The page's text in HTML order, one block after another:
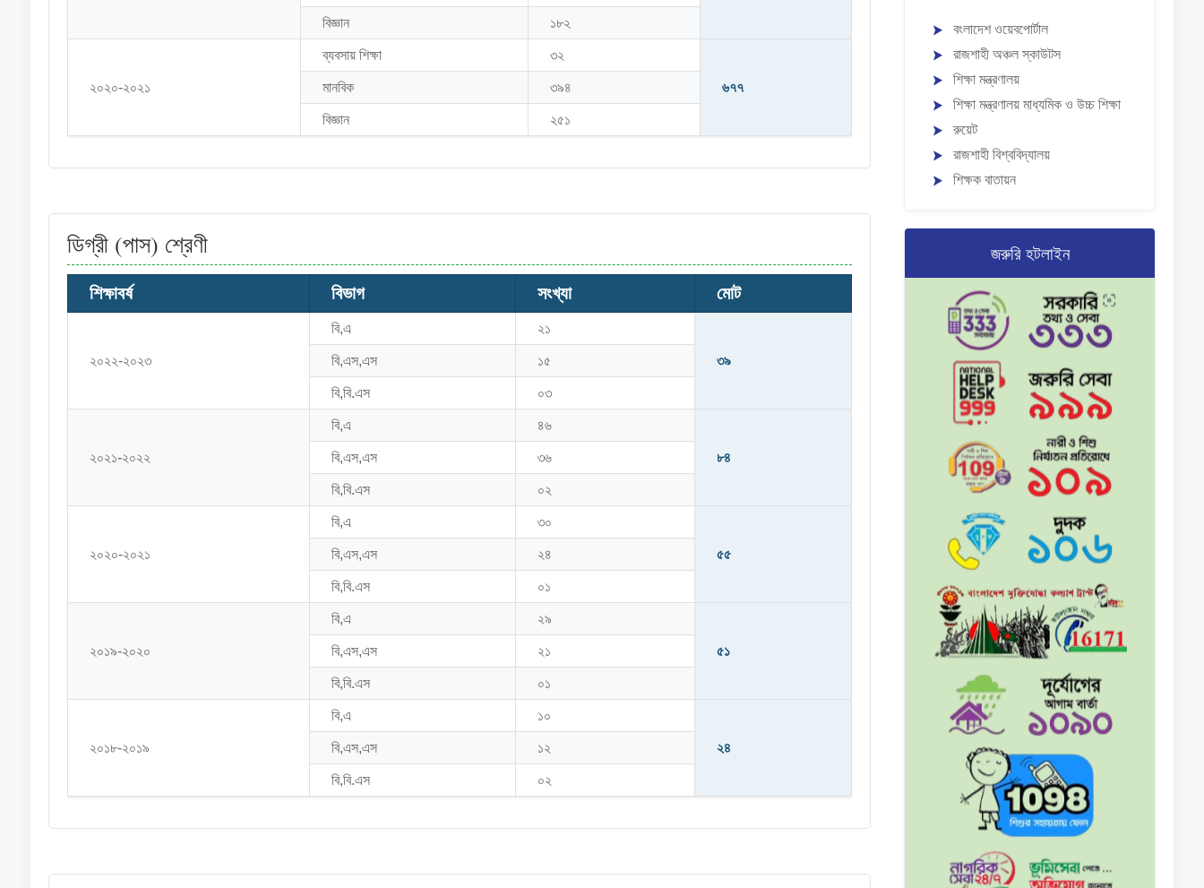
বিজ্ঞান ১৮২
২০২০-২০২১
ব্যবসায় শিক্ষা ৩২
৬৭৭
মানবিক ৩৯৪
বিজ্ঞান ২৫১
ডিগ্রী (পাস) শ্রেণী
শিক্ষাবর্ষ বিভাগ সংখ্যা মোট
২০২২-২০২৩
বি,এ ২১
৩৯
বি,এস,এস ১৫
বি,বি.এস ০৩
২০২১-২০২২
বি,এ ৪৬
৮৪
বি,এস,এস ৩৬
বি,বি.এস ০২
২০২০-২০২১
বি,এ ৩০
৫৫
বি,এস,এস ২৪
বি,বি.এস ০১
২০১৯-২০২০
বি,এ ২৯
৫১
বি,এস,এস ২১
বি,বি.এস ০১
২০১৮-২০১৯
বি,এ ১০
২৪
বি,এস,এস ১২
বি,বি.এস ০২
বংলাদেশ ওয়েবপোর্টাল
রাজশাহী অঞ্চল স্কাউটস
শিক্ষা মন্ত্রণালয়
শিক্ষা মন্ত্রণালয় মাধ্যমিক ও উচ্চ শিক্ষা
রুয়েট
রাজশাহী বিশ্ববিদ্যালয়
শিক্ষক বাতায়ন
জরুরি হটলাইন